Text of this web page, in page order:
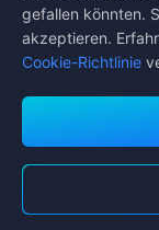
COPYRIGHT ©
gefallen könnten.
akzeptieren.
Cookie-Richtlinie